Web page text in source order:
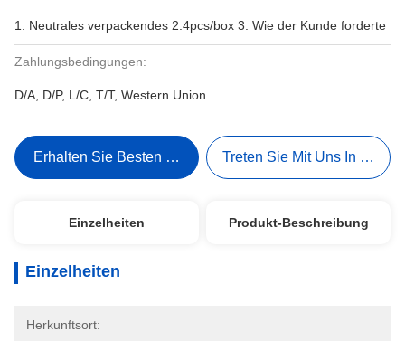
1. Neutrales verpackendes 2.4pcs/box 3. Wie der Kunde forderte
Zahlungsbedingungen:
D/A, D/P, L/C, T/T, Western Union
Erhalten Sie Besten Preis Treten Sie Mit Uns In
Einzelheiten Produkt-Beschreibung
Einzelheiten
Herkunftsort: